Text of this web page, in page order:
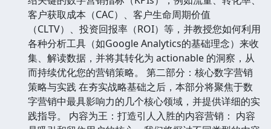
客户获取成本（CAC）、客户生命周期价值
（CLTV）、投资回报率（ROI）等，并教授您如何利用
各种分析工具（如Google Analytics的基础理念）来收
集、解读数据，并将其转化为 actionable 的洞察，从
而持续优化您的营销策略。 第二部分：核心数字营销
策略与实践 在夯实战略基础之后，本部分将聚焦于数
字营销中最具影响力的几个核心领域，并提供详细的实
践指导。 内容为王：打造引人入胜的内容营销： 内容